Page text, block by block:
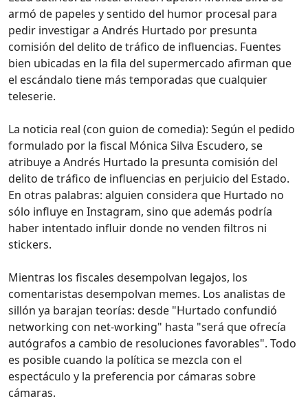
armó de papeles y sentido del humor procesal para
pedir investigar a Andrés Hurtado por presunta
comisión del delito de tráfico de influencias. Fuentes
bien ubicadas en la fila del supermercado afirman que
el escándalo tiene más temporadas que cualquier
teleserie.
La noticia real (con guion de comedia): Según el pedido
formulado por la fiscal Mónica Silva Escudero, se
atribuye a Andrés Hurtado la presunta comisión del
delito de tráfico de influencias en perjuicio del Estado.
En otras palabras: alguien considera que Hurtado no
sólo influye en Instagram, sino que además podría
haber intentado influir donde no venden filtros ni
stickers.
Mientras los fiscales desempolvan legajos, los
comentaristas desempolvan memes. Los analistas de
sillón ya barajan teorías: desde "Hurtado confundió
networking con net-working" hasta "será que ofrecía
autógrafos a cambio de resoluciones favorables". Todo
es posible cuando la política se mezcla con el
espectáculo y la preferencia por cámaras sobre
cámaras.